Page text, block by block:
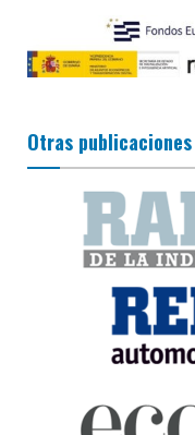
Otras publicaciones